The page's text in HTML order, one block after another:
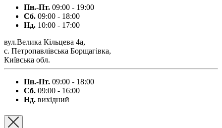
Пн.-Пт. 09:00 - 19:00
Сб. 09:00 - 18:00
Нд. 10:00 - 17:00
вул.Велика Кільцева 4а,
с. Петропавлівська Борщагівка,
Київська обл.
Пн.-Пт. 09:00 - 18:00
Сб. 09:00 - 16:00
Нд. вихідний